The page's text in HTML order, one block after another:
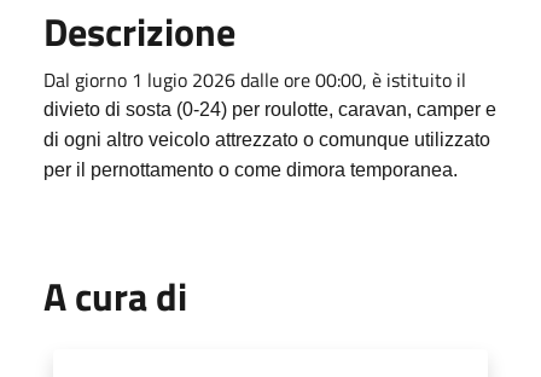
Descrizione
Dal giorno 1 lugio 2026 dalle ore 00:00, è istituito il
divieto di sosta (0-24) per roulotte, caravan, camper e
di ogni altro veicolo attrezzato o comunque utilizzato
per il pernottamento o come dimora temporanea.
A cura di